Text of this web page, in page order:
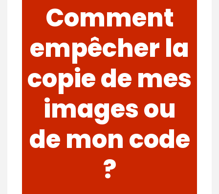
Comment
empêcher la
copie de mes
images ou
de mon code
?